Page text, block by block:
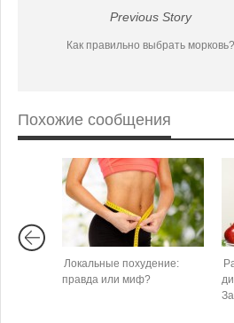
Previous Story
Как правильно выбрать морковь?
Похожие сообщения
Локальные похудение:
правда или миф?